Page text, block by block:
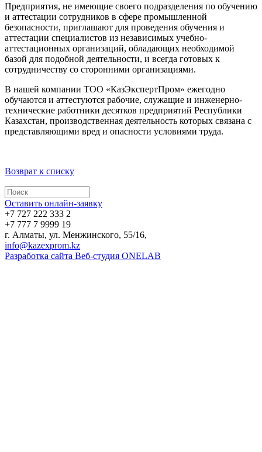
Предприятия, не имеющие своего подразделения по обучению
и аттестации сотрудников в сфере промышленной
безопасности, приглашают для проведения обучения и
аттестации специалистов из независимых учебно-
аттестационных организаций, обладающих необходимой
базой для подобной деятельности, и всегда готовых к
сотрудничеству со сторонними организациями.
В нашей компании ТОО «КазЭкспертПром» ежегодно
обучаются и аттестуются рабочие, служащие и инженерно-
технические работники десятков предприятий Республики
Казахстан, производственная деятельность которых связана с
представляющими вред и опасности условиями труда.
Возврат к списку
Оставить онлайн-заявку
+7 727 222 333 2
+7 777 7 9999 19
г. Алматы, ул. Менжинского, 55/16,
info@kazexprom.kz
Разработка сайта Веб-студия ONELAB